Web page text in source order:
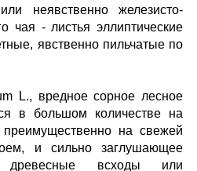
неявственно железисто-
чая - листья эллиптические
явственно пильчатые по
L., вредное сорное лесное
в большом количестве на
преимущественно на свежей
и сильно заглушающее
древесные всходы или